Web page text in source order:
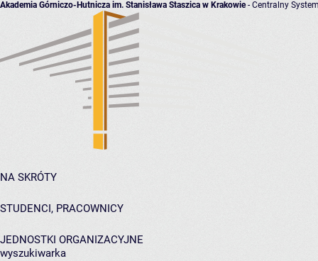
Akademia Górniczo-Hutnicza im. Stanisława Staszica w Krakowie- Centralny
NA SKRÓTY
STUDENCI, PRACOWNICY
JEDNOSTKI ORGANIZACYJNE
wyszukiwarka